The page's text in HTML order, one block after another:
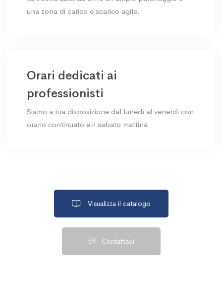
una zona di carico e scarico agile.
Orari dedicati ai
professionisti
Siamo a tua disposizione dal lunedì al venerdì con
orario continuato e il sabato mattina.
Visualizza il catalogo
Contattaci